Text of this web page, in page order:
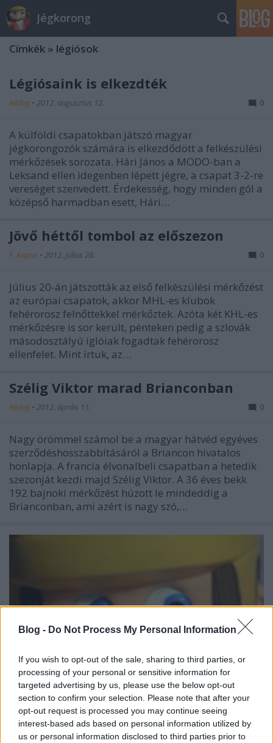
Blog - Do Not Process My Personal Information
If you wish to opt-out of the sale, sharing to third parties, or
processing of your personal or sensitive information for
targeted advertising by us, please use the below opt-out
section to confirm your selection. Please note that after your
opt-out request is processed you may continue seeing
interest-based ads based on personal information utilized by
us or personal information disclosed to third parties prior to
Jégkorong
Címkék » légiósok
Légiósaink is elkezdték
Hblog • 2012. augusztus 12. 0
A külföldi csapatokban játszó magyar
jégkorongozók számára is elkezdődött a felkészülési
mérkőzések sorozata. Hári János a MODO-ban a
Leksand ellen idegenben lépett jégre, a csapat 3-2-re
vereséget szenvedett. Érdekesség, hogy minden gól a
középső harmadban esett, Hári…
Jövő héttől tombol az előszezon
F. Kapus • 2012. július 28. 0
Július 20-án játszották az első felkészülési mérkőzést
az európai csapatok, akkor MHL-es klubok
fehérorosz felnőttekkel mérkőztek. Azóta két KHL-es
mérkőzésre is sor került, pénteken pedig a szlovák
másodosztályú iglóiak fogadtak fehérorosz
ellenfelet. Mint írtuk, az…
Szélig Viktor marad Brianconban
Hblog • 2012. április 11. 0
Nagy örömmel számol be a magyar hátvéd egyéves
szerződéshosszabbításáról a Briancon hivatalos
honlapja. A francia élvonalbeli csapatban a hetedik
szezonját kezdi majd Szélig Viktor. A 36 éves bekk
192 bajnoki mérkőzést húzott le mindeddig a
Brianconban, ami azért is nagy szó,…